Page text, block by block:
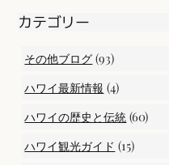
カテゴリー
その他ブログ (93)
ハワイ最新情報 (4)
ハワイの歴史と伝統 (60)
ハワイ観光ガイド (15)